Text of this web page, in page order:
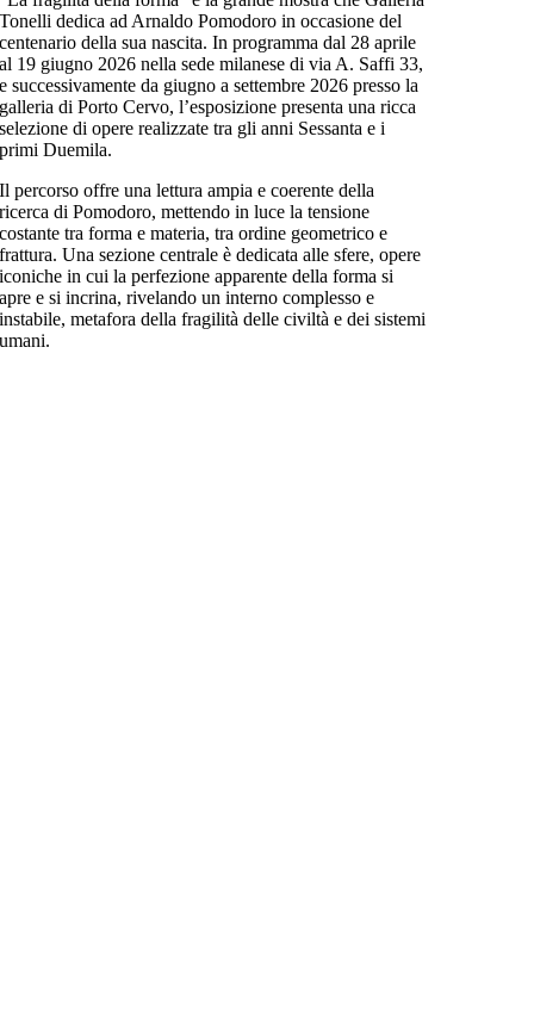
Tonelli dedica ad Arnaldo Pomodoro in occasione del
centenario della sua nascita. In programma dal 28 aprile
al 19 giugno 2026 nella sede milanese di via A. Saffi 33,
e successivamente da giugno a settembre 2026 presso la
galleria di Porto Cervo, l’esposizione presenta una ricca
selezione di opere realizzate tra gli anni Sessanta e i
primi Duemila.
Il percorso offre una lettura ampia e coerente della
ricerca di Pomodoro, mettendo in luce la tensione
costante tra forma e materia, tra ordine geometrico e
frattura. Una sezione centrale è dedicata alle sfere, opere
iconiche in cui la perfezione apparente della forma si
apre e si incrina, rivelando un interno complesso e
instabile, metafora della fragilità delle civiltà e dei sistemi
umani.